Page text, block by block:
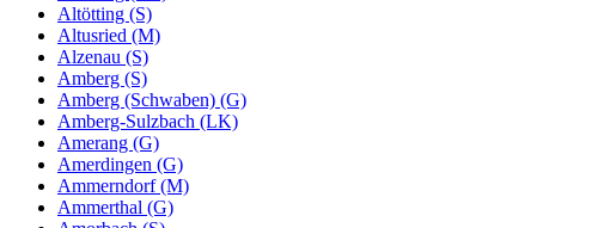
Altötting (S)
Altusried (M)
Alzenau (S)
Amberg (S)
Amberg (Schwaben) (G)
Amberg-Sulzbach (LK)
Amerang (G)
Amerdingen (G)
Ammerndorf (M)
Ammerthal (G)